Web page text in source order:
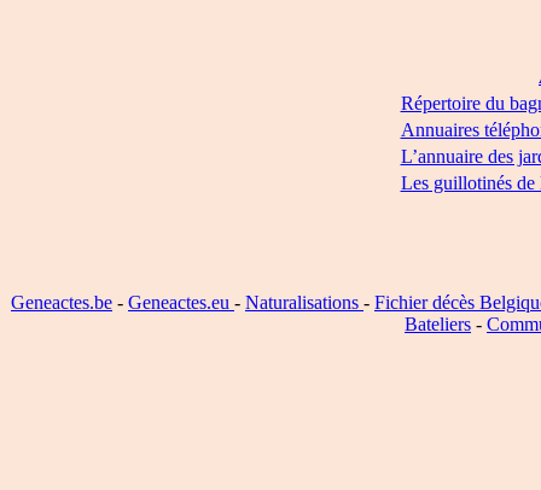
Répertoire du
Annuaires
L’annuaire des
Les guillotinés de
Geneactes.be - Geneactes.eu - Naturalisations - Fichier décès
Bateliers -